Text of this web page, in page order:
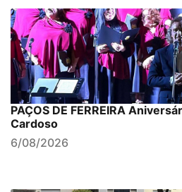
PAÇOS DE FERREIRA
Cardoso
6/08/2026